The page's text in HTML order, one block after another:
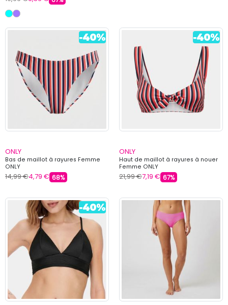
ONLY
Bas de maillot à rayures Femme
ONLY
14,99 €4,79 € 68%
ONLY
Haut de maillot à rayures à nouer
Femme ONLY
21,99 €7,19 € 67%